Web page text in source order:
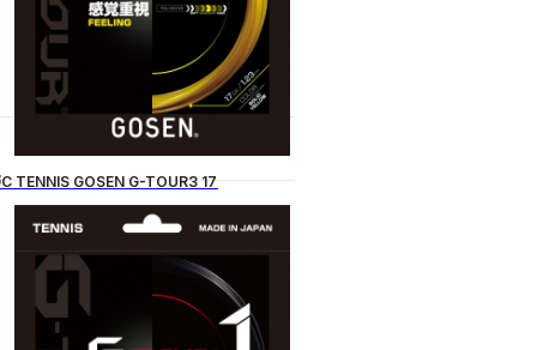
TENNIS GOSEN G-TOUR3 17